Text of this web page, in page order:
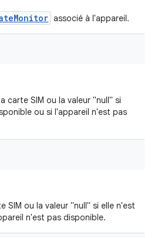
associé à l'appareil.
carte SIM ou la valeur "null" si
ou si l'appareil n'est pas
SIM ou la valeur "null" si elle n'est
n'est pas disponible.